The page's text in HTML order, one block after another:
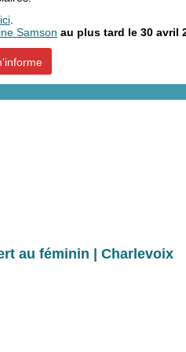
ici
Samson au plus tard le 30 avril
au féminin | Charlevoix